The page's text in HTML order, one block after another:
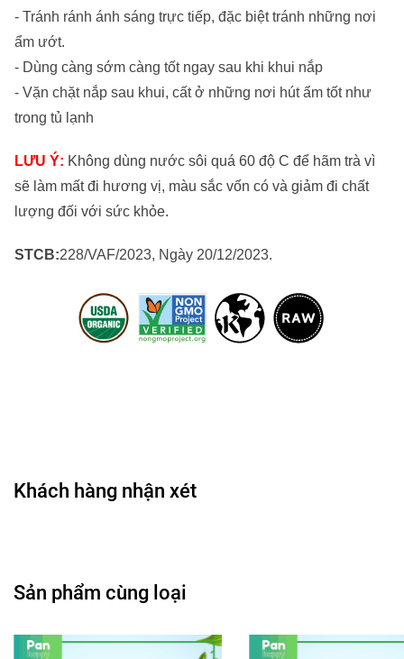
- Tránh ránh ánh sáng trực tiếp, đặc biệt tránh những nơi
ẩm ướt.
- Dùng càng sớm càng tốt ngay sau khi khui nắp
- Vặn chặt nắp sau khui, cất ở những nơi hút ẩm tốt như
trong tủ lạnh
LƯU Ý: Không dùng nước sôi quá 60 độ C để hãm trà vì
sẽ làm mất đi hương vị, màu sắc vốn có và giảm đi chất
lượng đối với sức khỏe.
STCB:228/VAF/2023, Ngày 20/12/2023.
Khách hàng nhận xét
Sản phẩm cùng loại